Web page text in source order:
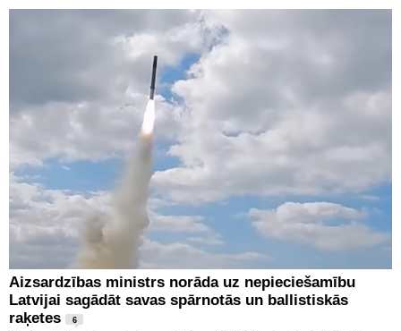
Aizsardzības ministrs norāda uz nepieciešamību
Latvijai sagādāt savas spārnotās un ballistiskās
raķetes
6